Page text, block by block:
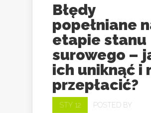
Błędy
popełniane
etapie stanu
surowego –
ich uniknąć i
przepłacić?
STY 12
POSTED BY